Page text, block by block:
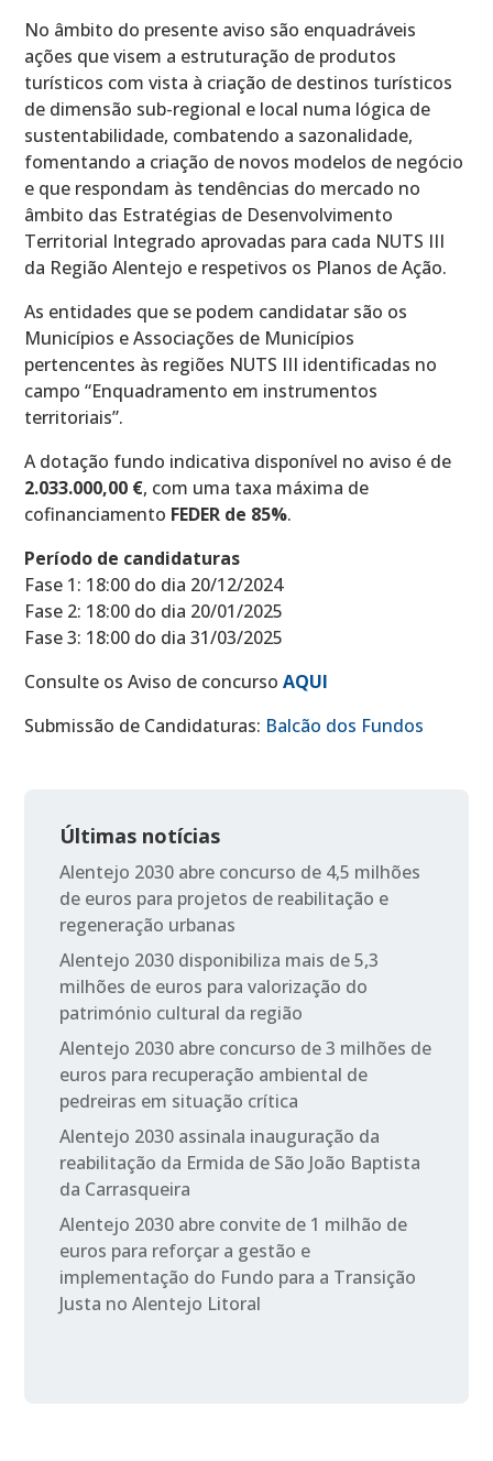
No âmbito do presente aviso são enquadráveis
ações que visem a estruturação de produtos
turísticos com vista à criação de destinos turísticos
de dimensão sub-regional e local numa lógica de
sustentabilidade, combatendo a sazonalidade,
fomentando a criação de novos modelos de negócio
e que respondam às tendências do mercado no
âmbito das Estratégias de Desenvolvimento
Territorial Integrado aprovadas para cada NUTS III
da Região Alentejo e respetivos os Planos de Ação.
As entidades que se podem candidatar são os
Municípios e Associações de Municípios
pertencentes às regiões NUTS III identificadas no
campo “Enquadramento em instrumentos
territoriais”.
A dotação fundo indicativa disponível no aviso é de
2.033.000,00 €, com uma taxa máxima de
cofinanciamento FEDER de 85%.
Período de candidaturas
Fase 1: 18:00 do dia 20/12/2024
Fase 2: 18:00 do dia 20/01/2025
Fase 3: 18:00 do dia 31/03/2025
Consulte os Aviso de concursoAQUI
Submissão de Candidaturas: Balcão dos Fundos
Últimas notícias
Alentejo 2030 abre concurso de 4,5 milhões
de euros para projetos de reabilitação e
regeneração urbanas
Alentejo 2030 disponibiliza mais de 5,3
milhões de euros para valorização do
património cultural da região
Alentejo 2030 abre concurso de 3 milhões de
euros para recuperação ambiental de
pedreiras em situação crítica
Alentejo 2030 assinala inauguração da
reabilitação da Ermida de São João Baptista
da Carrasqueira
Alentejo 2030 abre convite de 1 milhão de
euros para reforçar a gestão e
implementação do Fundo para a Transição
Justa no Alentejo Litoral